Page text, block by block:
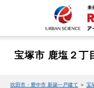
宝塚市 鹿塩２
吹田市・豊中市 新築一戸建て ＞ 宝